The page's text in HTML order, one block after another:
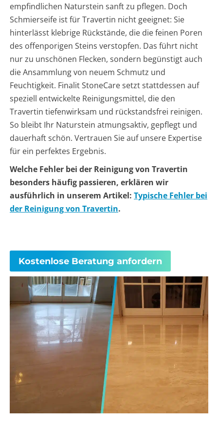
empfindlichen Naturstein sanft zu pflegen. Doch
Schmierseife ist für Travertin nicht geeignet: Sie
hinterlässt klebrige Rückstände, die die feinen Poren
des offenporigen Steins verstopfen. Das führt nicht
nur zu unschönen Flecken, sondern begünstigt auch
die Ansammlung von neuem Schmutz und
Feuchtigkeit. Finalit StoneCare setzt stattdessen auf
speziell entwickelte Reinigungsmittel, die den
Travertin tiefenwirksam und rückstandsfrei reinigen.
So bleibt Ihr Naturstein atmungsaktiv, gepflegt und
dauerhaft schön. Vertrauen Sie auf unsere Expertise
für ein perfektes Ergebnis.
Welche Fehler bei der Reinigung von Travertin
besonders häufig passieren, erklären wir
ausführlich in unserem Artikel: Typische Fehler bei
der Reinigung von Travertin.
Kostenlose Beratung anfordern